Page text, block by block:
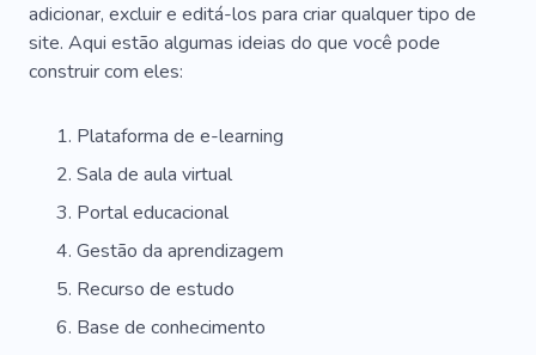
Legal
SEO Simples
adicionar, excluir e editá-los para criar qualquer tipo de
site. Aqui estão algumas ideias do que você pode
construir com eles:
Plataforma de e-learning
Sala de aula virtual
Portal educacional
Gestão da aprendizagem
Recurso de estudo
Base de conhecimento